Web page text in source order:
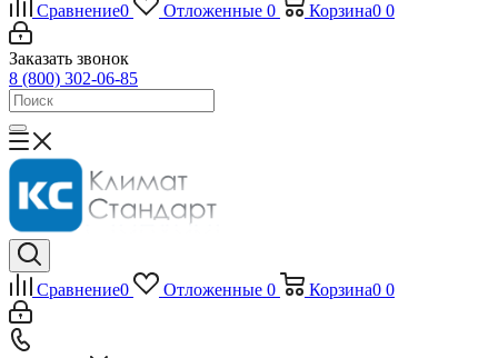
Сравнение0 Отложенные 0 Корзина0 0
Заказать звонок
8 (800) 302-06-85
Сравнение0 Отложенные 0 Корзина0 0